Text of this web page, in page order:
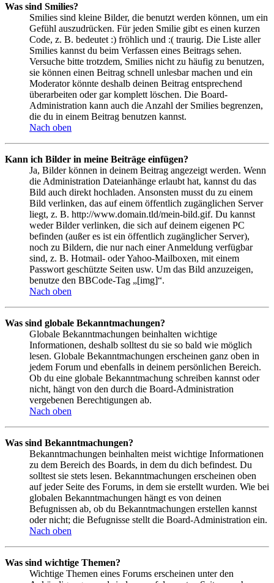
Was sind Smilies?
Smilies sind kleine Bilder, die benutzt werden können, um ein
Gefühl auszudrücken. Für jeden Smilie gibt es einen kurzen
Code, z. B. bedeutet :) fröhlich und :( traurig. Die Liste aller
Smilies kannst du beim Verfassen eines Beitrags sehen.
Versuche bitte trotzdem, Smilies nicht zu häufig zu benutzen,
sie können einen Beitrag schnell unlesbar machen und ein
Moderator könnte deshalb deinen Beitrag entsprechend
überarbeiten oder gar komplett löschen. Die Board-
Administration kann auch die Anzahl der Smilies begrenzen,
die du in einem Beitrag benutzen kannst.
Nach oben
Kann ich Bilder in meine Beiträge einfügen?
Ja, Bilder können in deinem Beitrag angezeigt werden. Wenn
die Administration Dateianhänge erlaubt hat, kannst du das
Bild auch direkt hochladen. Ansonsten musst du zu einem
Bild verlinken, das auf einem öffentlich zugänglichen Server
liegt, z. B. http://www.domain.tld/mein-bild.gif. Du kannst
weder Bilder verlinken, die sich auf deinem eigenen PC
befinden (außer es ist ein öffentlich zugänglicher Server),
noch zu Bildern, die nur nach einer Anmeldung verfügbar
sind, z. B. Hotmail- oder Yahoo-Mailboxen, mit einem
Passwort geschützte Seiten usw. Um das Bild anzuzeigen,
benutze den BBCode-Tag „[img]“.
Nach oben
Was sind globale Bekanntmachungen?
Globale Bekanntmachungen beinhalten wichtige
Informationen, deshalb solltest du sie so bald wie möglich
lesen. Globale Bekanntmachungen erscheinen ganz oben in
jedem Forum und ebenfalls in deinem persönlichen Bereich.
Ob du eine globale Bekanntmachung schreiben kannst oder
nicht, hängt von den durch die Board-Administration
vergebenen Berechtigungen ab.
Nach oben
Was sind Bekanntmachungen?
Bekanntmachungen beinhalten meist wichtige Informationen
zu dem Bereich des Boards, in dem du dich befindest. Du
solltest sie stets lesen. Bekanntmachungen erscheinen oben
auf jeder Seite des Forums, in dem sie erstellt wurden. Wie bei
globalen Bekanntmachungen hängt es von deinen
Befugnissen ab, ob du Bekanntmachungen erstellen kannst
oder nicht; die Befugnisse stellt die Board-Administration ein.
Nach oben
Was sind wichtige Themen?
Wichtige Themen eines Forums erscheinen unter den